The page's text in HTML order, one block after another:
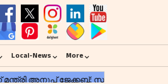
Local-News More